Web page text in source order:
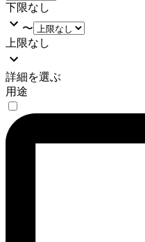
下限なし
〜
上限なし
詳細を選ぶ
用途